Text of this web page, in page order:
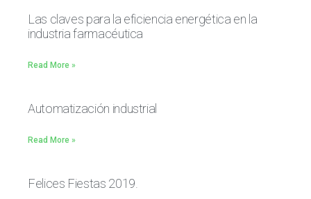
Las claves para la eficiencia energética en la
industria farmacéutica
Read More »
Automatización industrial
Read More »
Felices Fiestas 2019.